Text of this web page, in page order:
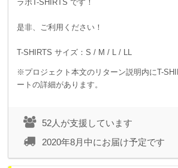
ラボT-SHIRTS です！
是非、ご利用ください！
T-SHIRTS サイズ：S / M / L / LL
※プロジェクト本文のリターン説明内にT-
ートの詳細があります。
52人が支援しています
2020年8月中にお届け予定です